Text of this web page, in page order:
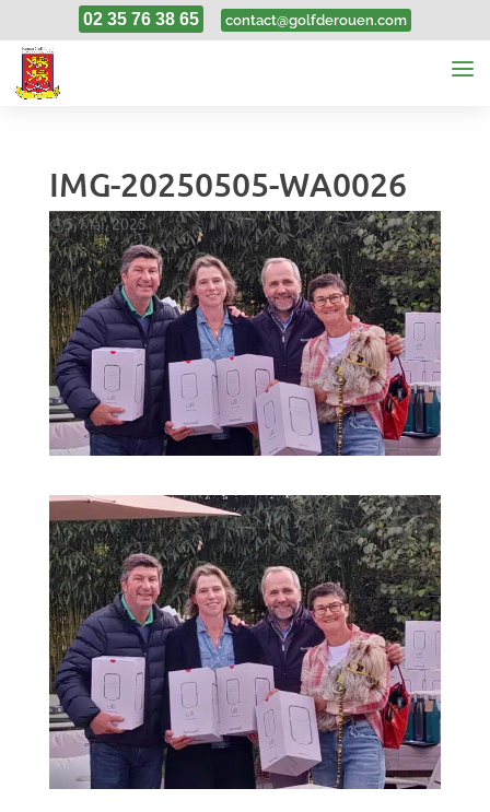
02 35 76 38 65 contact@golfderouen.com
IMG-20250505-WA0026
5, Mai, 2025